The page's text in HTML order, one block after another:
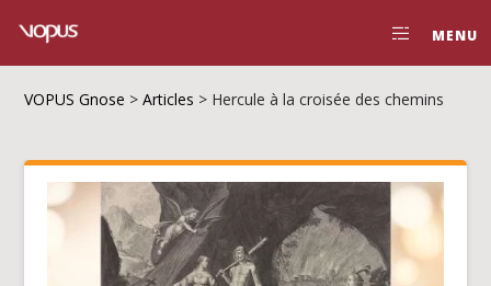
MENU
VOPUS Gnose >Articles > Hercule à la croisée des chemins